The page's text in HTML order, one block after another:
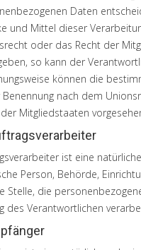
Daten
und Mittel dieser
oder das Recht der
so kann der
können die
Benennung nach dem
Mitgliedstaaten
ist eine
Person, Behörde,
Stelle, die
des Verantwortlichen